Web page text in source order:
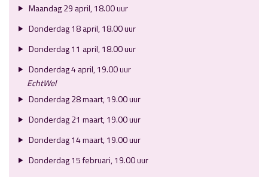
Maandag 29 april, 18.00 uur
Donderdag 18 april, 18.00 uur
Donderdag 11 april, 18.00 uur
Donderdag 4 april, 19.00 uur
EchtWel
Donderdag 28 maart, 19.00 uur
Donderdag 21 maart, 19.00 uur
Donderdag 14 maart, 19.00 uur
Donderdag 15 februari, 19.00 uur